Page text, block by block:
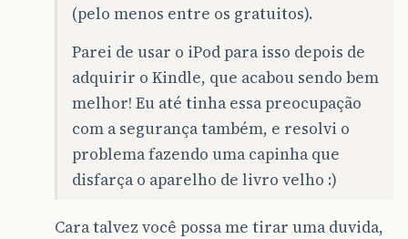
(pelo menos entre os gratuitos).
Parei de usar o iPod para isso depois de
adquirir o Kindle, que acabou sendo bem
melhor! Eu até tinha essa preocupação
com a segurança também, e resolvi o
problema fazendo uma capinha que
disfarça o aparelho de livro velho :)
Cara talvez você possa me tirar uma duvida,